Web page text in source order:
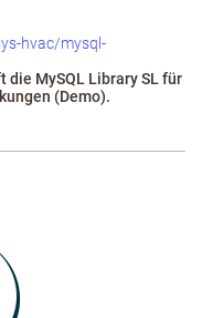
hvac/mysql-
die MySQL Library SL für
(Demo).